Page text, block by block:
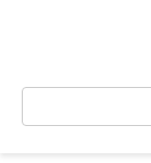
Поиск: